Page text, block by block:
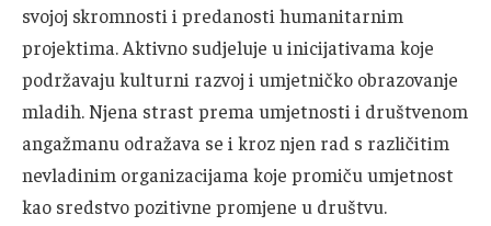
svojoj skromnosti i predanosti humanitarnim
projektima. Aktivno sudjeluje u inicijativama koje
podržavaju kulturni razvoj i umjetničko obrazovanje
mladih. Njena strast prema umjetnosti i društvenom
angažmanu odražava se i kroz njen rad s različitim
nevladinim organizacijama koje promiču umjetnost
kao sredstvo pozitivne promjene u društvu.